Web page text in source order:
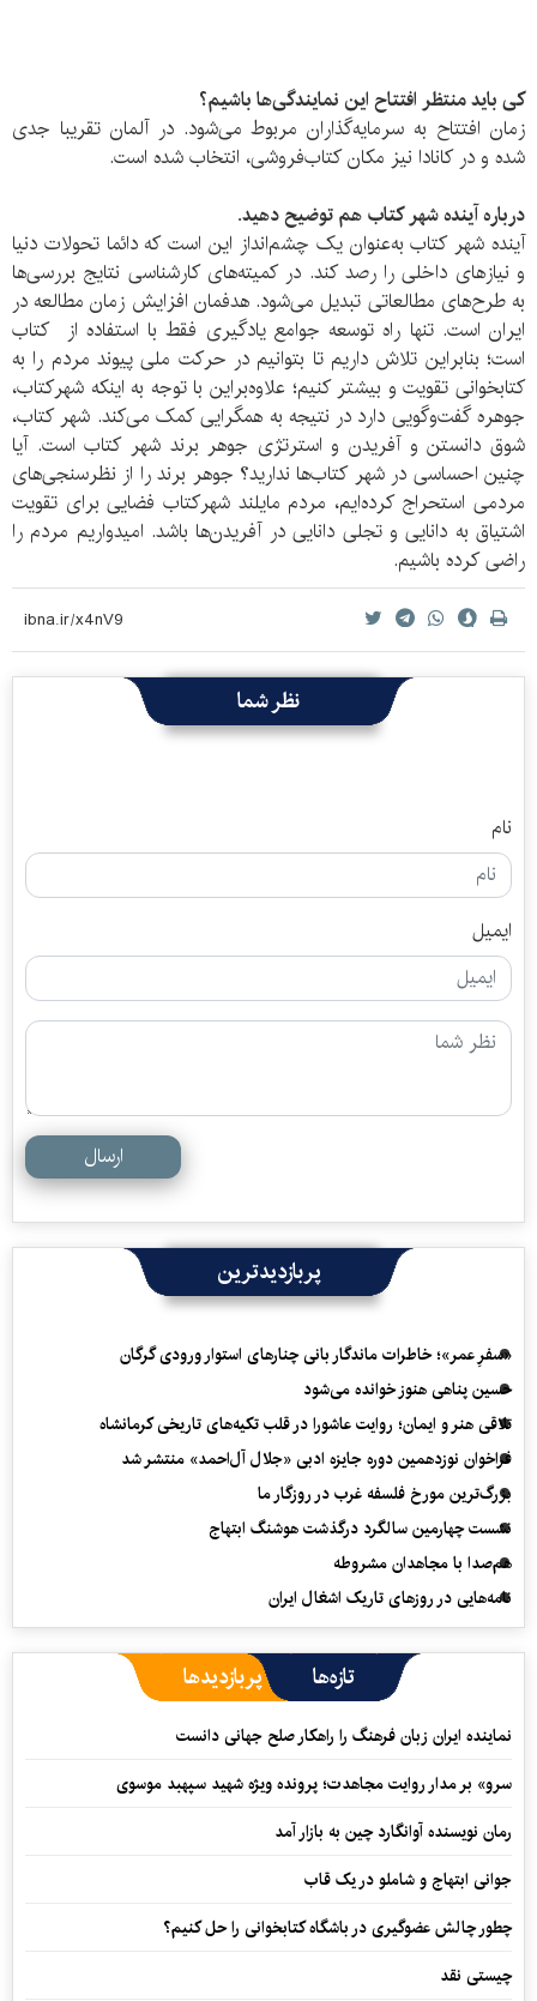
کی باید منتظر افتتاح این نمایندگی‌ها باشیم؟
زمان افتتاح به سرمایه‌گذاران مربوط می‌شود. در آلمان تقریبا جدی
شده و در کانادا نیز مکان کتاب‌فروشی، انتخاب شده است.
درباره آینده شهر کتاب هم توضیح دهید.
آینده شهر کتاب به‌عنوان یک چشم‌انداز این است که دائما تحولات دنیا
و نیاز‌های داخلی را رصد کند. در کمیته‌های کارشناسی نتایج بررسی‌‌ها
به طرح‌های مطالعاتی تبدیل می‌شود. هدفمان افزایش زمان مطالعه در
ایران است. تنها راه توسعه جوامع یادگیری فقط با استفاده از کتاب
است؛ بنابراین تلاش داریم تا بتوانیم در حرکت ملی پیوند مردم را به
کتابخوانی تقویت و بیشتر کنیم؛ علاوه‌براین با توجه به اینکه شهرکتاب،
جوهره گفت‌وگویی دارد در نتیجه به همگرایی کمک می‌کند. شهر کتاب،
شوق دانستن و آفریدن و استرتژی جوهر برند شهر کتاب است. آیا
چنین احساسی در شهر کتاب‌ها ندارید؟ جوهر برند را از نظر‌سنجی‌های
مردمی استحراج کرده‌ایم، مردم مایلند شهرکتاب فضایی برای تقویت
اشتیاق به دانایی و تجلی دانایی در آفریدن‌ها باشد. امید‌واریم مردم را
راضی کرده باشیم.
نظر شما
نام
ایمیل
ارسال
پربازدیدترین
«سفرِ عمر»؛ خاطرات ماندگار بانی چنارهای استوار ورودی گرگان
حسین پناهی هنوز خوانده می‌شود
تلاقی هنر و ایمان؛ روایت عاشورا در قلب تکیه‌های تاریخی کرمانشاه
فراخوان نوزدهمین دوره جایزه ادبی «جلال آل‌احمد» منتشر شد
بزرگ‌ترین مورخ فلسفه غرب در روزگار ما
نشست چهارمین سالگرد درگذشت هوشنگ ابتهاج
هم‌صدا با مجاهدان مشروطه
نامه‌هایی در روزهای تاریک اشغال ایران
تازه‌ها پربازدیدها
نماینده ایران زبان فرهنگ را راهکار صلح جهانی دانست
سرو» بر مدار روایت مجاهدت؛ پرونده ویژه شهید سپهبد موسوی
رمان نویسنده آوانگارد چین به بازار آمد
جوانی ابتهاج و شاملو در یک قاب
چطور چالش عضوگیری در باشگاه کتابخوانی را حل کنیم؟
چیستی نقد